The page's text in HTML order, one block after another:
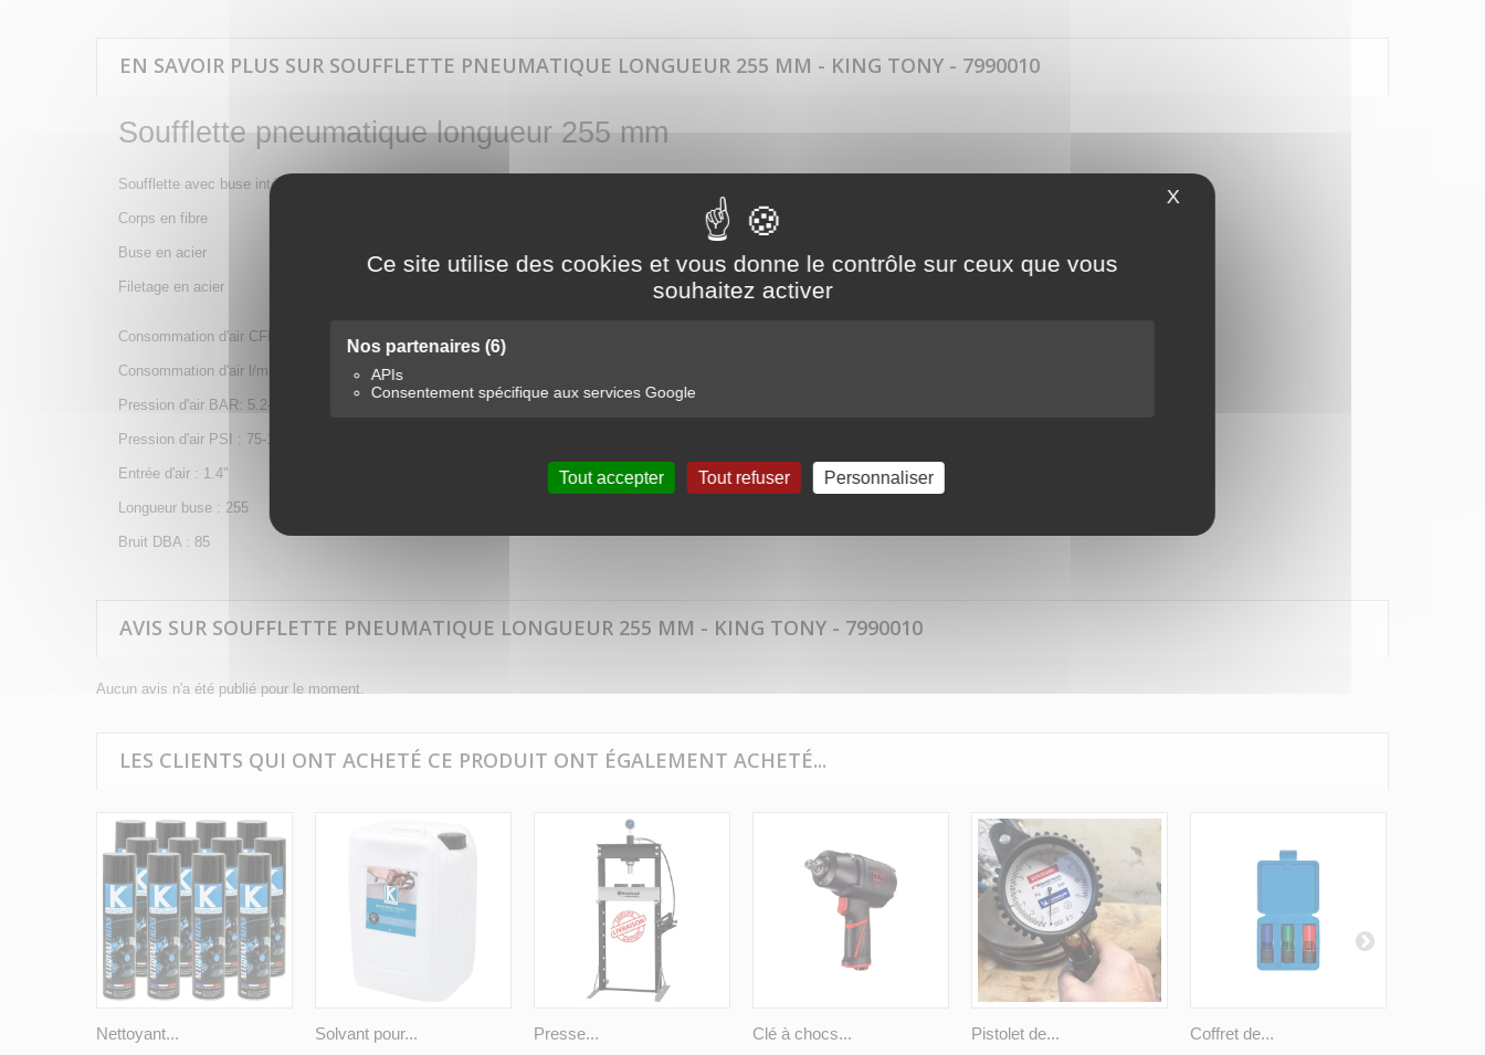
Ce site utilise des cookies et vous donne le contrôle sur ceux que vous
souhaitez activer
Nos partenaires (6)
APIs
Consentement spécifique aux services Google
Tout accepter Tout refuser Personnaliser
X Masquer le bandeau des cookies
EN SAVOIR PLUS SUR SOUFFLETTE PNEUMATIQUE LONGUEUR 255 MM - KING TONY - 7990010
Soufflette pneumatique longueur 255 mm
Soufflette avec buse intégrée
Corps en fibre
Buse en acier
Filetage en acier
Consommation d'air CFM : 1/4" : 13 , 3/8" : 15
Consommation d'air l/min : 350l/min
Pression d'air BAR: 5.2-8.3
Pression d'air PSI : 75-120
Entrée d'air : 1.4"
Longueur buse : 255
Bruit DBA : 85
AVIS SUR SOUFFLETTE PNEUMATIQUE LONGUEUR 255 MM - KING TONY - 7990010
Aucun avis n'a été publié pour le moment.
LES CLIENTS QUI ONT ACHETÉ CE PRODUIT ONT ÉGALEMENT ACHETÉ...
Nettoyant... Solvant pour... Presse... Clé à chocs... Pistolet de... Coffret de...